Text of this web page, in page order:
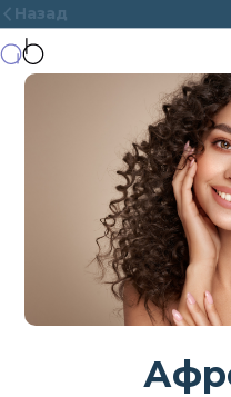
Назад